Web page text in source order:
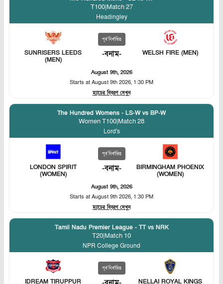
T100|Match 27
Headingley
SUNRISERS LEEDS
(MEN)
পূর্ব নির্ধারিত
-বনাম- WELSH FIRE (MEN)
August 9th, 2026
Starts at August 9th 2026, 1:30 PM
ম্যাচের বিবরণ দেখুন
The Hundred Womens - LS-W vs BP-W
Women T100|Match 28
Lord's
LONDON SPIRIT
(WOMEN)
পূর্ব নির্ধারিত
-বনাম-
BIRMINGHAM PHOENIX
(WOMEN)
August 9th, 2026
Starts at August 9th 2026, 1:30 PM
ম্যাচের বিবরণ দেখুন
Tamil Nadu Premier League - TT vs NRK
T20|Match 10
NPR College Ground
IDREAM TIRUPPUR
পূর্ব নির্ধারিত
NELLAI ROYAL KINGS